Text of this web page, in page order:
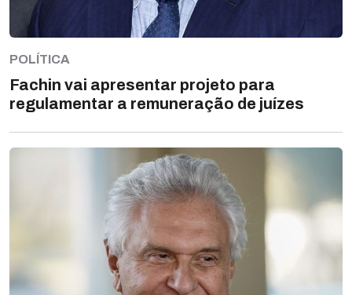
POLÍTICA
Fachin vai apresentar projeto para
regulamentar a remuneração de juízes